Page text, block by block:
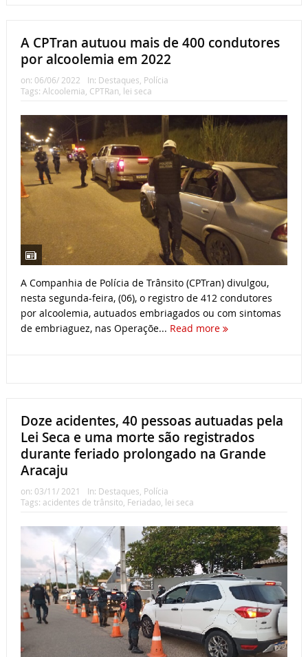
A CPTran autuou mais de 400 condutores
por alcoolemia em 2022
on: 06/06/ 2022 In: Destaques Polícia
Tags: Alcoolemia CPTRan lei seca
A Companhia de Polícia de Trânsito (CPTran) divulgou,
nesta segunda-feira, (06), o registro de 412 condutores
por alcoolemia, autuados embriagados ou com sintomas
de embriaguez, nas Operaçõe... Read more
Doze acidentes, 40 pessoas autuadas pela
Lei Seca e uma morte são registrados
durante feriado prolongado na Grande
Aracaju
on: 03/11/ 2021 In: Destaques Polícia
Tags: acidentes de trânsito, Feriadao, lei seca